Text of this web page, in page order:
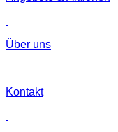
Über uns
Kontakt